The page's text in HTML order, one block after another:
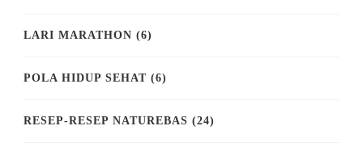
LARI MARATHON (6)
POLA HIDUP SEHAT (6)
RESEP-RESEP NATUREBAS (24)